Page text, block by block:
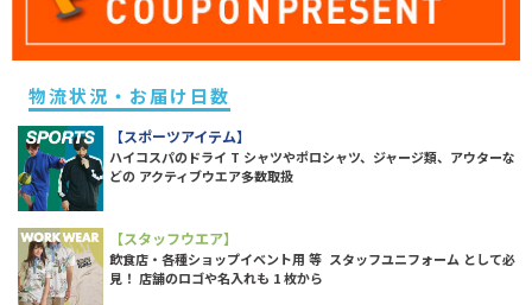
物流状況・お届け日数
【スポーツアイテム】
ハイコスパのドライ T シャツやポロシャツ、ジャージ類、アウターな
どの アクティブウエア多数取扱
【スタッフウエア】
飲食店・各種ショップイベント用 等 スタッフユニフォーム として必
見！ 店舗のロゴや名入れも 1 枚から